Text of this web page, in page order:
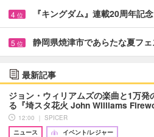
4 位 『キングダム』連載20周年記
5 位 静岡県焼津市であらたな夏フ
最新記事
ジョン・ウィリアムズの楽曲と1万発
る『埼スタ花火 John Williams
12:00 ｜ SPICER
ニュース
イベント/レジャー